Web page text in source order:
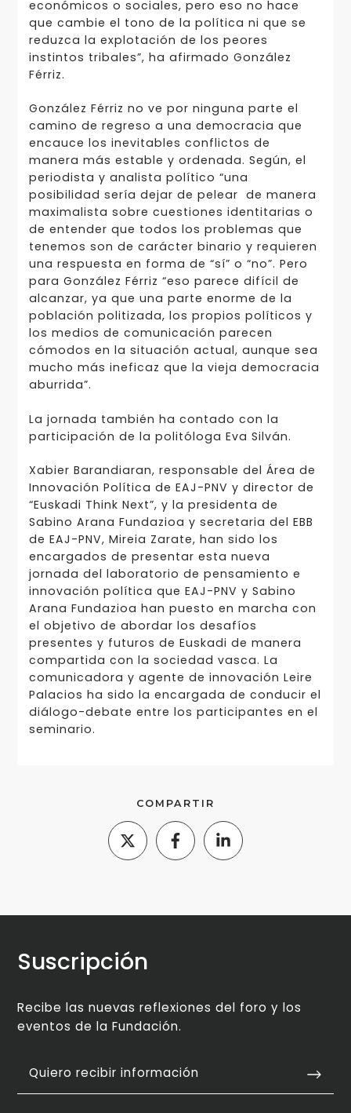
económicos o sociales, pero eso no hace
que cambie el tono de la política ni que se
reduzca la explotación de los peores
instintos tribales”, ha afirmado González
Férriz.
González Férriz no ve por ninguna parte el
camino de regreso a una democracia que
encauce los inevitables conflictos de
manera más estable y ordenada. Según, el
periodista y analista político “una
posibilidad sería dejar de pelear de manera
maximalista sobre cuestiones identitarias o
de entender que todos los problemas que
tenemos son de carácter binario y requieren
una respuesta en forma de “sí” o “no”. Pero
para González Férriz “eso parece difícil de
alcanzar, ya que una parte enorme de la
población politizada, los propios políticos y
los medios de comunicación parecen
cómodos en la situación actual, aunque sea
mucho más ineficaz que la vieja democracia
aburrida”.
La jornada también ha contado con la
participación de la politóloga Eva Silván.
Xabier Barandiaran, responsable del Área de
Innovación Política de EAJ-PNV y director de
“Euskadi Think Next”, y la presidenta de
Sabino Arana Fundazioa y secretaria del EBB
de EAJ-PNV, Mireia Zarate, han sido los
encargados de presentar esta nueva
jornada del laboratorio de pensamiento e
innovación política que EAJ-PNV y Sabino
Arana Fundazioa han puesto en marcha con
el objetivo de abordar los desafíos
presentes y futuros de Euskadi de manera
compartida con la sociedad vasca. La
comunicadora y agente de innovación Leire
Palacios ha sido la encargada de conducir el
diálogo-debate entre los participantes en el
seminario.
COMPARTIR
Suscripción
Recibe las nuevas reflexiones del foro y los
eventos de la Fundación.
Quiero recibir información